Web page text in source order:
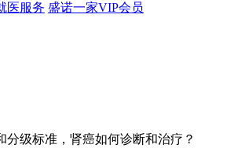
医服务 盛诺一家VIP会员
分级标准，肾癌如何诊断和治疗？